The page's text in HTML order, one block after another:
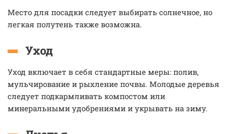
Место для посадки следует выбирать солнечное, но
легкая полутень также возможна.
Уход
Уход включает в себя стандартные меры: полив,
мульчирование и рыхление почвы. Молодые деревья
следует подкармливать компостом или
минеральными удобрениями и укрывать на зиму.